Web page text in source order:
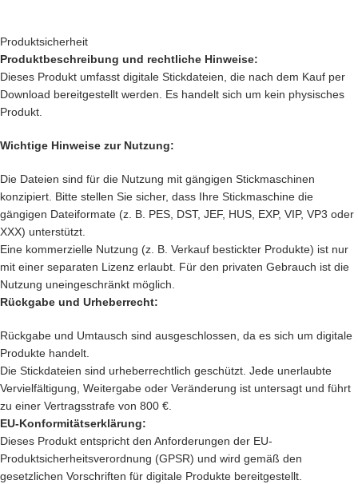
Produktsicherheit
Produktbeschreibung und rechtliche Hinweise:
Dieses Produkt umfasst digitale Stickdateien, die nach dem Kauf per
Download bereitgestellt werden. Es handelt sich um kein physisches
Produkt.
Wichtige Hinweise zur Nutzung:
Die Dateien sind für die Nutzung mit gängigen Stickmaschinen
konzipiert. Bitte stellen Sie sicher, dass Ihre Stickmaschine die
gängigen Dateiformate (z. B. PES, DST, JEF, HUS, EXP, VIP, VP3 oder
XXX) unterstützt.
Eine kommerzielle Nutzung (z. B. Verkauf bestickter Produkte) ist nur
mit einer separaten Lizenz erlaubt. Für den privaten Gebrauch ist die
Nutzung uneingeschränkt möglich.
Rückgabe und Urheberrecht:
Rückgabe und Umtausch sind ausgeschlossen, da es sich um digitale
Produkte handelt.
Die Stickdateien sind urheberrechtlich geschützt. Jede unerlaubte
Vervielfältigung, Weitergabe oder Veränderung ist untersagt und führt
zu einer Vertragsstrafe von 800 €.
EU-Konformitätserklärung:
Dieses Produkt entspricht den Anforderungen der EU-
Produktsicherheitsverordnung (GPSR) und wird gemäß den
gesetzlichen Vorschriften für digitale Produkte bereitgestellt.